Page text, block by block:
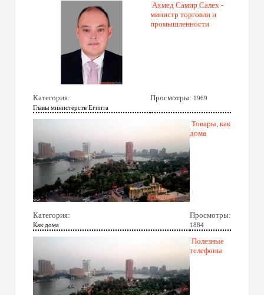
Ахмед Самир Салех -
министр торговли и
промышленности
Категория:
Главы министерств Египта
Просмотры: 1969
Товары, как
дома
Категория:
Как дома
Просмотры:
1884
Полезные
телефоны